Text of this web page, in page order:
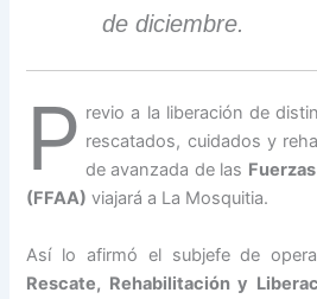
de diciembre.
P revio a la liberación de
rescatados, cuidados y
de avanzada de las
(FFAA) viajará a La Mosquitia.
Así lo afirmó el subjefe de
Rescate, Rehabilitación y